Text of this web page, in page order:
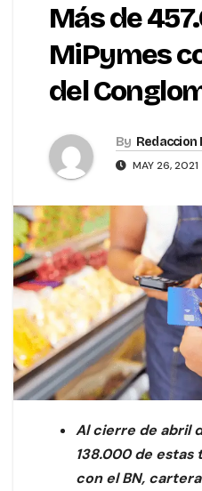
Más de
MiPymes
del
By Redaccion
MAY 26, 2021
Al cierre de abril
138.000 de
con el BN,